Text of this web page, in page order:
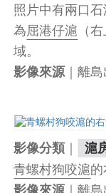
照片中有兩口
為屈港仔滬 （
域。
影像來源｜離
影像分類｜ 滬
青螺村狗咬滬的
影像來源｜離